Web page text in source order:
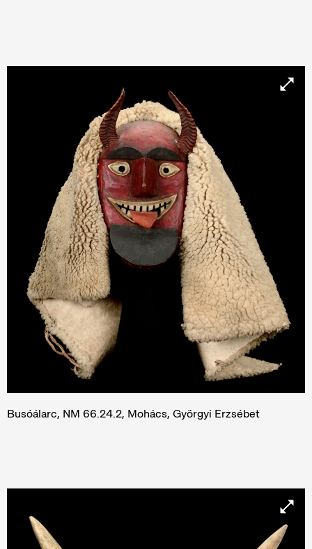
Busóálarc, NM 66.24.2, Mohács, Györgyi Erzsébet